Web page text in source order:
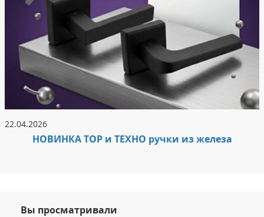
22.04.2026
НОВИНКА ТОР и ТЕХНО ручки из железа
Вы просматривали